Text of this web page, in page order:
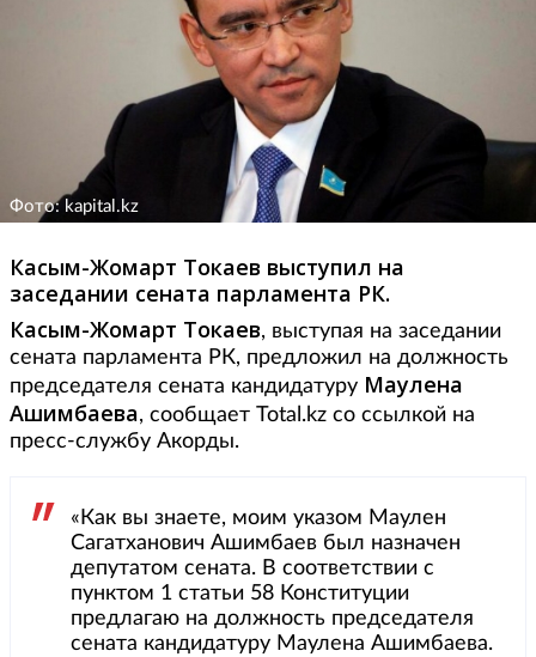
Фото: kapital.kz
Касым-Жомарт Токаев выступил на
заседании сената парламента РК.
Касым-Жомарт Токаев, выступая на заседании
сената парламента РК, предложил на должность
председателя сената кандидатуру Маулена
Ашимбаева, сообщает Total.kz со ссылкой на
пресс-службу Акорды.
«Как вы знаете, моим указом Маулен
Сагатханович Ашимбаев был назначен
депутатом сената. В соответствии с
пунктом 1 статьи 58 Конституции
предлагаю на должность председателя
сената кандидатуру Маулена Ашимбаева.